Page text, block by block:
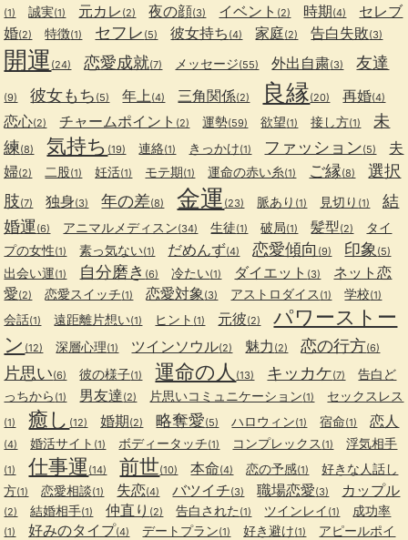
(1) 誠実(1) 元カレ (2) 夜の顔(3) イベント (2) 時期(4)
セレブ
婚(2) 特徴(1) セフレ (5) 彼女持ち (4) 家庭(2) 告白失敗(3)
開運 (24) 恋愛成就(7) メッセージ(55) 外出自粛(3) 友達
(9) 彼女もち (5) 年上 (4) 三角関係(2) 良縁(20) 再婚(4)
恋心(2) チャームポイント (2) 運勢(59) 欲望(1) 接し方(1)
未
練(8) 気持ち (19) 連絡(1) きっかけ(1) ファッション(5)
夫
婦(2) 二股(1) 妊活(1) モテ期(1) 運命の赤い糸(1) ご縁(8)
選択
肢(7) 独身(3) 年の差(8) 金運 (23) 脈あり (1) 見切り (1)
結
婚運(6) アニマルメディスン(34) 生徒(1) 破局(1) 髪型(2)
タイ
プの女性(1) 素っ気ない(1) だめんず(4) 恋愛傾向 (9) 印象 (5)
出会い運(1) 自分磨き (6) 冷たい(1) ダイエット (3)
ネット恋
愛(2) 恋愛スイッチ(1) 恋愛対象 (3) アストロダイス (1) 学校(1)
会話(1) 遠距離片想い(1) ヒント (1) 元彼(2)
パワーストー
ン (12) 深層心理(1) ツインソウル(2) 魅力 (2) 恋の行方(6)
片思い(6) 彼の様子(1) 運命の人 (13) キッカケ(7)
告白ど
っちから (1) 男友達(2) 片思いコミュニケーション(1) セックスレス
(1) 癒し (12) 婚期(2) 略奪愛(5) ハロウィン(1) 宿命(1) 恋人
(4) 婚活サイト (1) ボディータッチ(1) コンプレックス (1) 浮気相手
(1) 仕事運 (14) 前世(10) 本命(4) 恋の予感(1)
好きな人話し
方(1) 恋愛相談(1) 失恋(4) バツイチ(3) 職場恋愛(3) カップル
(2) 結婚相手(1) 仲直り (2) 告白された (1) ツインレイ (1) 成功率
(1) 好みのタイプ(4) デートプラン(1) 好き避け(1)
アピールポイ